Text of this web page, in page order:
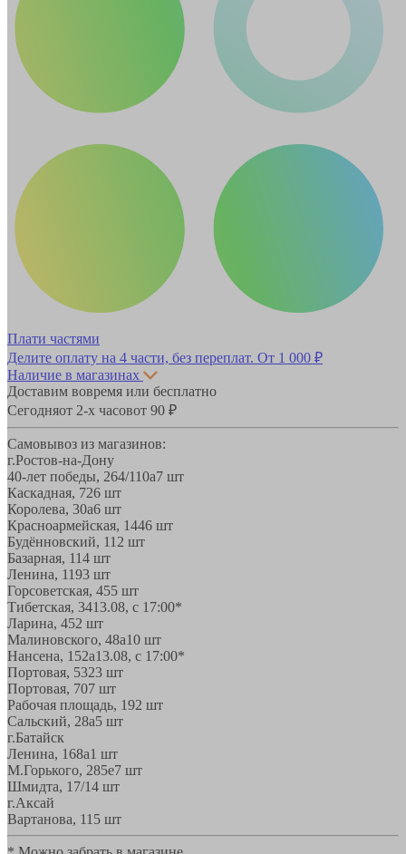
Плати частями
Делите оплату на 4 части, без переплат. От 1 000 ₽
Наличие в магазинах
Доставим вовремя или бесплатно
Сегодняот 2-х часовот 90 ₽
Самовывоз из магазинов:
г.Ростов-на-Дону
40-лет победы, 264/110а7 шт
Каскадная, 726 шт
Королева, 30а6 шт
Красноармейская, 1446 шт
Будённовский, 11 2 шт
Базарная, 114 шт
Ленина, 1193 шт
Горсоветская, 455 шт
Тибетская, 3413.08, с 17:00*
Ларина, 452 шт
Малиновского, 48а10 шт
Нансена, 152а13.08, с 17:00*
Портовая, 5323 шт
Портовая, 707 шт
Рабочая площадь, 192 шт
Сальский, 28a5 шт
г.Батайск
Ленина, 168а1 шт
М.Горького, 285е7 шт
Шмидта, 17/14 шт
г.Аксай
Вартанова, 11 5 шт